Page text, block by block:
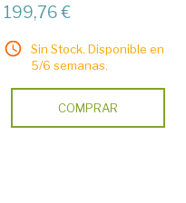
199,76 €
Sin Stock. Disponible en
5/6 semanas.
COMPRAR